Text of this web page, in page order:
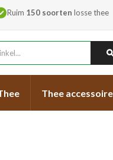
Ruim 150 soorten losse thee
Thee